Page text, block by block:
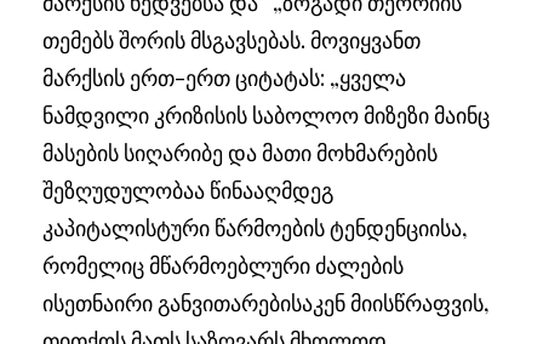
თემებს შორის მსგავსებას. მოვიყვანთ
მარქსის ერთ-ერთ ციტატას: „ყველა
ნამდვილი კრიზისის საბოლოო მიზეზი მაინც
მასების სიღარიბე და მათი მოხმარების
შეზღუდულობაა წინააღმდეგ
კაპიტალისტური წარმოების ტენდენციისა,
რომელიც მწარმოებლური ძალების
ისეთნაირი განვითარებისაკენ მიისწრაფვის,